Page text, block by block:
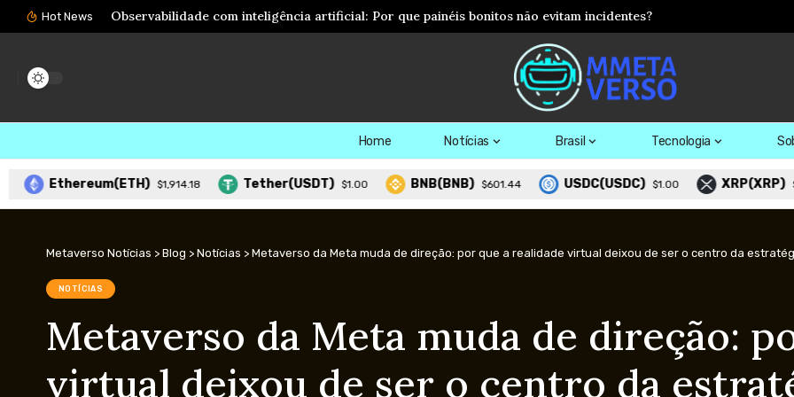
Hot News Meta AI ganha recursos para agir em aplicativos: como agentes inteligentes podem acelerar a chegada do
Home Notícias Brasil Tecnologia
$1,914.18 Tether(USDT) $1.00 BNB(BNB) $601.44 USDC(USDC) $1.00 XRP(XRP) $1.03
Metaverso Notícias > Blog > Notícias > Metaverso da Meta muda de direção: por que a realidade virtual deixou de ser o centro da
NOTÍCIAS
Metaverso da Meta muda de direção:
virtual deixou de ser o centro da